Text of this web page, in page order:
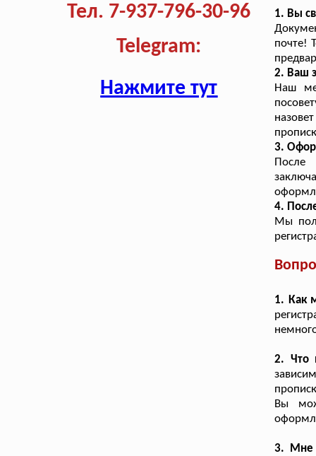
Тел. 7-937-796-30-96
Telegram:
Нажмите тут
1. Вы
почте!
2. Ваш
Наш
3.
После
4.
Мы
1. Как
2. Что
Вы
3. Мне